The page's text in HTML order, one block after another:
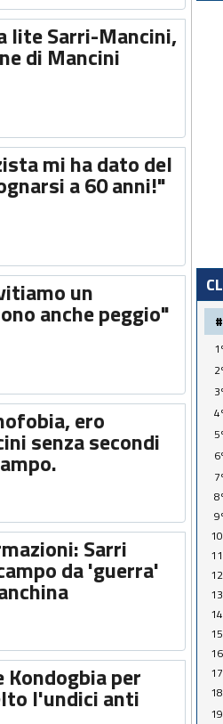
lite Sarri-Mancini,
di Mancini
mi ha dato del
a 60 anni!"
un
anche peggio"
ero
senza secondi
Sarri
da 'guerra'
Kondogbia per
l'undici anti
#
1º
2º
3º
4º
5º
6º
7º
8º
9º